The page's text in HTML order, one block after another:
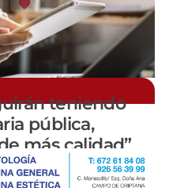
PP localteniendo
pública,
más calidad”